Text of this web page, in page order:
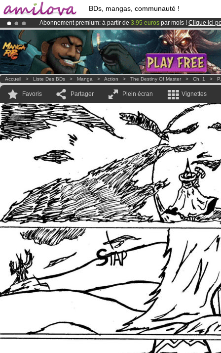
BDs, mangas, communauté !
Abonnement premium: à partir de 3.95 euros par mois ! Clique ici
Déjà 134393membreset 1208BDs & Mangas!
LeKickstarter Amilova est désormais lancé
Accueil > Liste Des BDs > Manga > Action > The Destiny Of Master > Ch. 1 >
Favoris Partager Plein écran Vignettes